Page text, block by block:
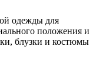
одежды для
положения и
блузки и костюмы